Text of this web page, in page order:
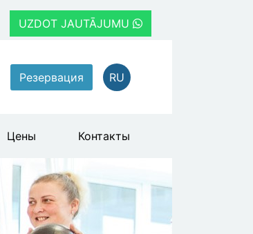
UZDOT JAUTĀJUMU
Резервация RU
Цены Контакты